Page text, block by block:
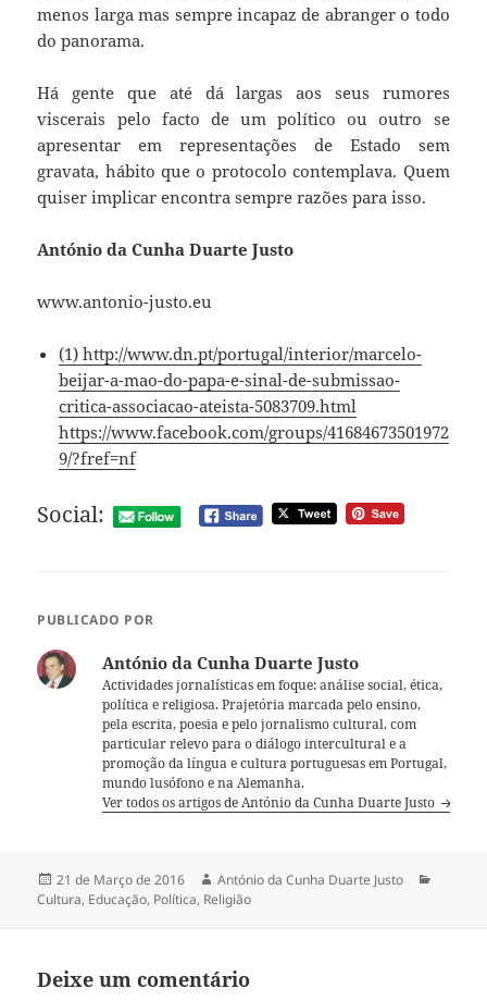
menos larga mas sempre incapaz de abranger o todo
do panorama.
Há gente que até dá largas aos seus rumores
viscerais pelo facto de um político ou outro se
apresentar em representações de Estado sem
gravata, hábito que o protocolo contemplava. Quem
quiser implicar encontra sempre razões para isso.
António da Cunha Duarte Justo
www.antonio-justo.eu
(1) http://www.dn.pt/portugal/interior/marcelo-
beijar-a-mao-do-papa-e-sinal-de-submissao-
critica-associacao-ateista-5083709.html
https://www.facebook.com/groups/41684673501972
9/?fref=nf
Social:
PUBLICADO POR
António da Cunha Duarte Justo
Actividades jornalísticas em foque: análise social, ética,
política e religiosa. Prajetória marcada pelo ensino,
pela escrita, poesia e pelo jornalismo cultural, com
particular relevo para o diálogo intercultural e a
promoção da língua e cultura portuguesas em Portugal,
mundo lusófono e na Alemanha.
Ver todos os artigos de António da Cunha Duarte Justo
Publicado
a
21 de Março de 2016 Autor
António da Cunha Duarte Justo
Cultura, Educação, Política, Religião
Deixe um comentário